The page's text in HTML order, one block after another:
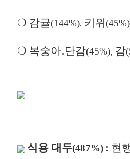
❍ 감귤(144%), 키위(45%)
❍ 복숭아․단감(45%), 감
식용 대두(487%) : 현